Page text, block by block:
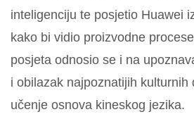
inteligenciju te posjetio Huawei
kako bi vidio proizvodne
posjeta odnosio se i na
i obilazak najpoznatijih kulturnih
učenje osnova kineskog jezika.